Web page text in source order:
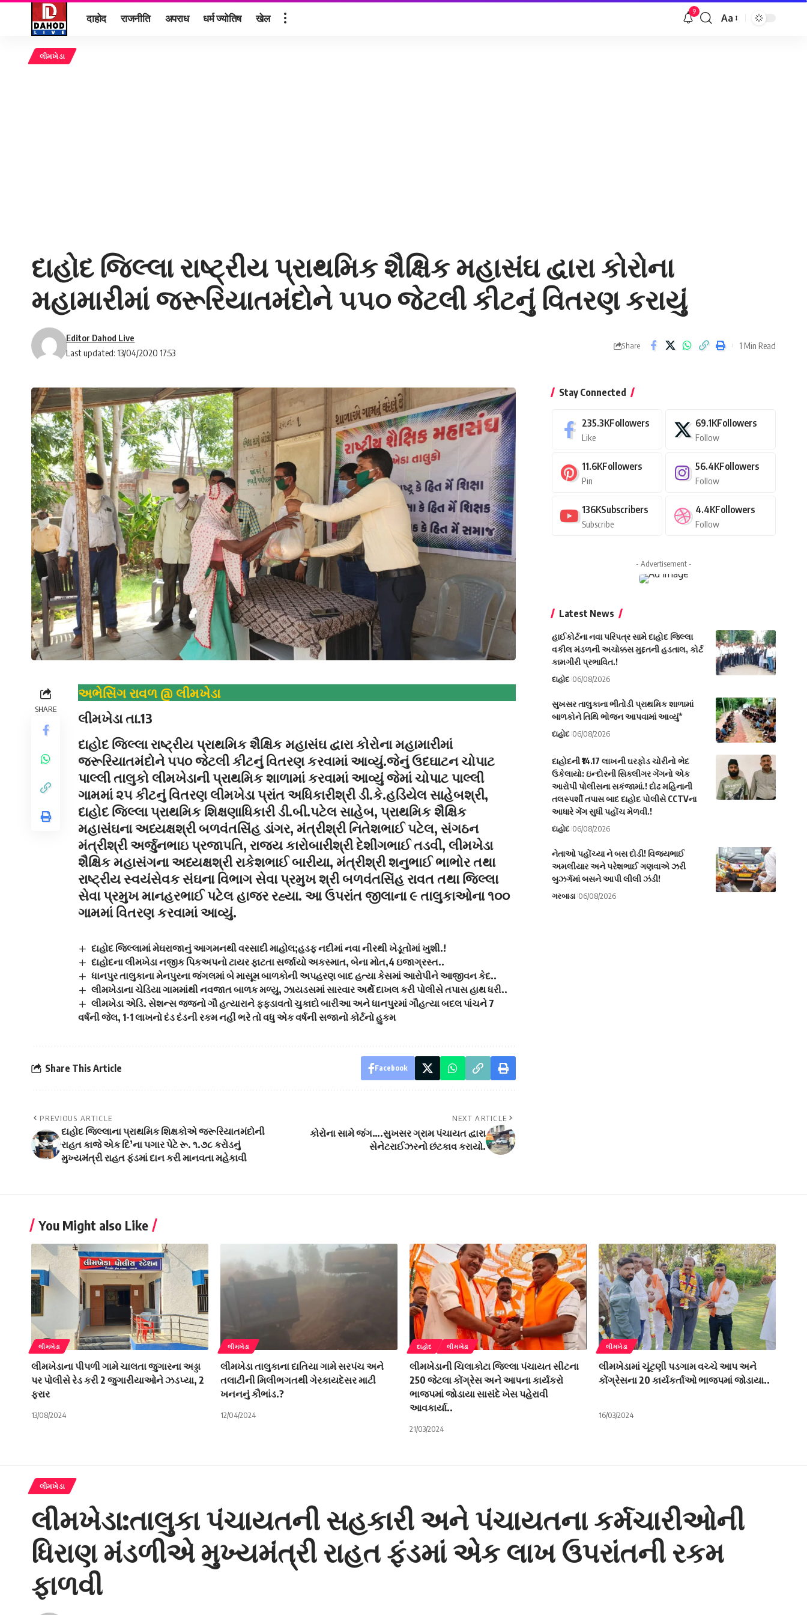
दाहोद राजनीति अपराध धर्म ज्योतिष खेल 9
Font
Aa
લીમખેડા
દાહોદ જિલ્લા રાષ્ટ્રીય પ્રાથમિક શૈક્ષિક મહાસંઘ દ્વારા કોરોના
મહામારીમાં જરૂરિયાતમંદોને ૫૫૦ જેટલી કીટનું વિતરણ કરાયું
Last updated: 13/04/2020 17:53
Editor Dahod Live
Share 1 Min Read
SHARE
અભેસિંગ રાવળ @ લીમખેડા
લીમખેડા તા.13
દાહોદ જિલ્લા રાષ્ટ્રીય પ્રાથમિક શૈક્ષિક મહાસંઘ દ્વારા કોરોના મહામારીમાં
જરૂરિયાતમંદોને ૫૫૦ જેટલી કીટનું વિતરણ કરવામાં આવ્યું.જેનું ઉદઘાટન ચોપાટ
પાલ્લી તાલુકો લીમખેડાની પ્રાથમિક શાળામાં કરવામાં આવ્યું જેમાં ચોપાટ પાલ્લી
ગામમાં ૨૫ કીટનું વિતરણ લીમખેડા પ્રાંત અધિકારીશ્રી ડી.કે.હડિયેલ સાહેબશ્રી,
દાહોદ જિલ્લા પ્રાથમિક શિક્ષણાધિકારી ડી.બી.પટેલ સાહેબ, પ્રાથમિક શૈક્ષિક
મહાસંઘના અધ્યક્ષશ્રી બળવંતસિંહ ડાંગર, મંત્રીશ્રી નિતેશભાઈ પટેલ, સંગઠન
મંત્રીશ્રી અર્જુનભાઇ પ્રજાપતિ, રાજ્ય કારોબારીશ્રી દેશીંગભાઈ તડવી, લીમખેડા
શૈક્ષિક મહાસંગના અધ્યક્ષશ્રી રાકેશભાઈ બારીયા, મંત્રીશ્રી શનુભાઈ ભાભોર તથા
રાષ્ટ્રીય સ્વયંસેવક સંઘના વિભાગ સેવા પ્રમુખ શ્રી બળવંતસિંહ રાવત તથા જિલ્લા
સેવા પ્રમુખ માનહરભાઈ પટેલ હાજર રહ્યા. આ ઉપરાંત જીલાના ૯ તાલુકાઓના ૧૦૦
ગામમાં વિતરણ કરવામાં આવ્યું.
દાહોદ જિલ્લામાં મેઘરાજાનું આગમનથી વરસાદી માહોલ;હડફ નદીમાં નવા નીરથી ખેડૂતોમાં ખુશી.!
દાહોદના લીમખેડા નજીક પિકઅપનો ટાયર ફાટતા સર્જાયો અકસ્માત, બેના મોત,4 ઇજાગ્રસ્ત..
ધાનપુર તાલુકાના મેનપુરના જંગલમાં બે માસૂમ બાળકોની અપહરણ બાદ હત્યા કેસમાં આરોપીને આજીવન કેદ..
લીમખેડાના ચેડિયા ગામમાંથી નવજાત બાળક મળ્યુ, ઝાયડસમાં સારવાર અર્થે દાખલ કરી પોલીસે તપાસ હાથ ધરી..
લીમખેડા એડિ. સેશન્સ જજનો ગૌ હત્યારાને ફફડાવતો ચુકાદો બારીઆ અને ધાનપુરમાં ગૌહત્યા બદલ પાંચને 7
વર્ષની જેલ, 1-1 લાખનો દંડ દંડની રકમ નહીં ભરે તો વધુ એક વર્ષની સજાનો કોર્ટનો હુકમ
Share This Article Facebook
PREVIOUS ARTICLE
દાહોદ જિલ્લાના પ્રાથમિક શિક્ષકોએ જરૂરિયાતમંદોની
રાહત કાજે એક દિ’ના પગાર પેટે રૂ. ૧.૭૮ કરોડનું
મુખ્યમંત્રી રાહત ફંડમાં દાન કરી માનવતા મહેકાવી
NEXT ARTICLE
કોરોના સામે જંગ….સુખસર ગ્રામ પંચાયત દ્વારા
સેનેટરાઈઝરનો છંટકાવ કરાયો.
Stay Connected
235.3KFollowers
Like
69.1KFollowers
Follow
11.6KFollowers
Pin
56.4KFollowers
Follow
136KSubscribers
Subscribe
4.4KFollowers
Follow
- Advertisement -
Latest News
હાઈકોર્ટના નવા પરિપત્ર સામે દાહોદ જિલ્લા
વકીલ મંડળની અચોક્કસ મુદ્દતની હડતાલ, કોર્ટ
કામગીરી પ્રભાવિત.!
દાહોદ 06/08/2026
સુખસર તાલુકાના ભીતોડી પ્રાથમિક શાળામાં
બાળકોને તિથિ ભોજન આપવામાં આવ્યું*
દાહોદ 06/08/2026
દાહોદની ₹14.17 લાખની ઘરફોડ ચોરીનો ભેદ
ઉકેલાયો: ઇન્દોરની સિક્લીગર ગેંગનો એક
આરોપી પોલીસના સકંજામાં.! દોઢ મહિનાની
તલસ્પર્શી તપાસ બાદ દાહોદ પોલીસે CCTVના
આધારે ગેંગ સુધી પહોંચ મેળવી.!
દાહોદ 06/08/2026
નેતાઓ પહોંચ્યા ને બસ દોડી! વિજયભાઈ
અમલીયાર અને પરેશભાઈ ગણવાએ ઝરી
બુઝર્ગમાં બસને આપી લીલી ઝંડી!
ગરબાડા 06/08/2026
You Might also Like
લીમખેડા
લીમખેડાના પીપળી ગામે ચાલતા જુગારના અડ્ડા
પર પોલીસે રેડ કરી 2 જુગારીયાઓને ઝડપ્યા, 2
ફરાર
13/08/2024
લીમખેડા
લીમખેડા તાલુકાના દાતિયા ગામે સરપંચ અને
તલાટીની મિલીભગતથી ગેરકાયદેસર માટી
ખનનનું કૌભાંડ.?
12/04/2024
દાહોદ લીમખેડા
લીમખેડાની ચિલાકોટા જિલ્લા પંચાયત સીટના
250 જેટલા કોંગ્રેસ અને આપના કાર્યકરો
ભાજપમાં જોડાયા સાસંદે ખેસ પહેરાવી
આવકાર્યા..
21/03/2024
લીમખેડા
લીમખેડામાં ચૂંટણી પડગામ વચ્ચે આપ અને
કોંગ્રેસના 20 કાર્યકર્તાઓ ભાજપમાં જોડાયા..
16/03/2024
લીમખેડા
લીમખેડા:તાલુકા પંચાયતની સહકારી અને પંચાયતના કર્મચારીઓની
ધિરાણ મંડળીએ મુખ્યમંત્રી રાહત ફંડમાં એક લાખ ઉપરાંતની રકમ
ફાળવી